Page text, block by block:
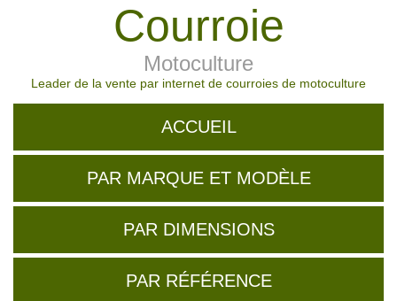
Courroie
Motoculture
Leader de la vente par internet de courroies de motoculture
ACCUEIL
PAR MARQUE ET MODÈLE
PAR DIMENSIONS
PAR RÉFÉRENCE